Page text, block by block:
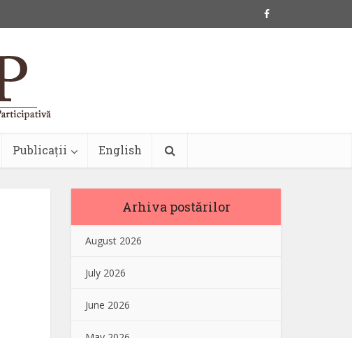
Publicații English
Arhiva postărilor
August 2026
July 2026
June 2026